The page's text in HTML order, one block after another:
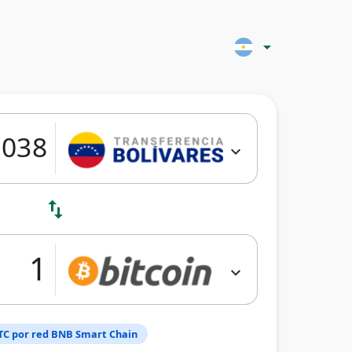
arrow_drop_down
expand_more
swap_vert
expand_more
por red BNB Smart Chain